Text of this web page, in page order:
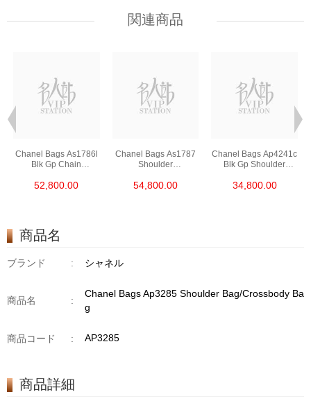
関連商品
Chanel Bags As1786l
Blk Gp Chain
52,800.00
Chanel Bags As1787
Shoulder
54,800.00
Chanel Bags Ap4241c
Blk Gp Shoulder
/Handbag
34,800.00
商品名
ブランド : シャネル
商品名 :
Chanel Bags Ap3285 Shoulder Bag/Crossbody Ba
g
商品コード : AP3285
商品詳細